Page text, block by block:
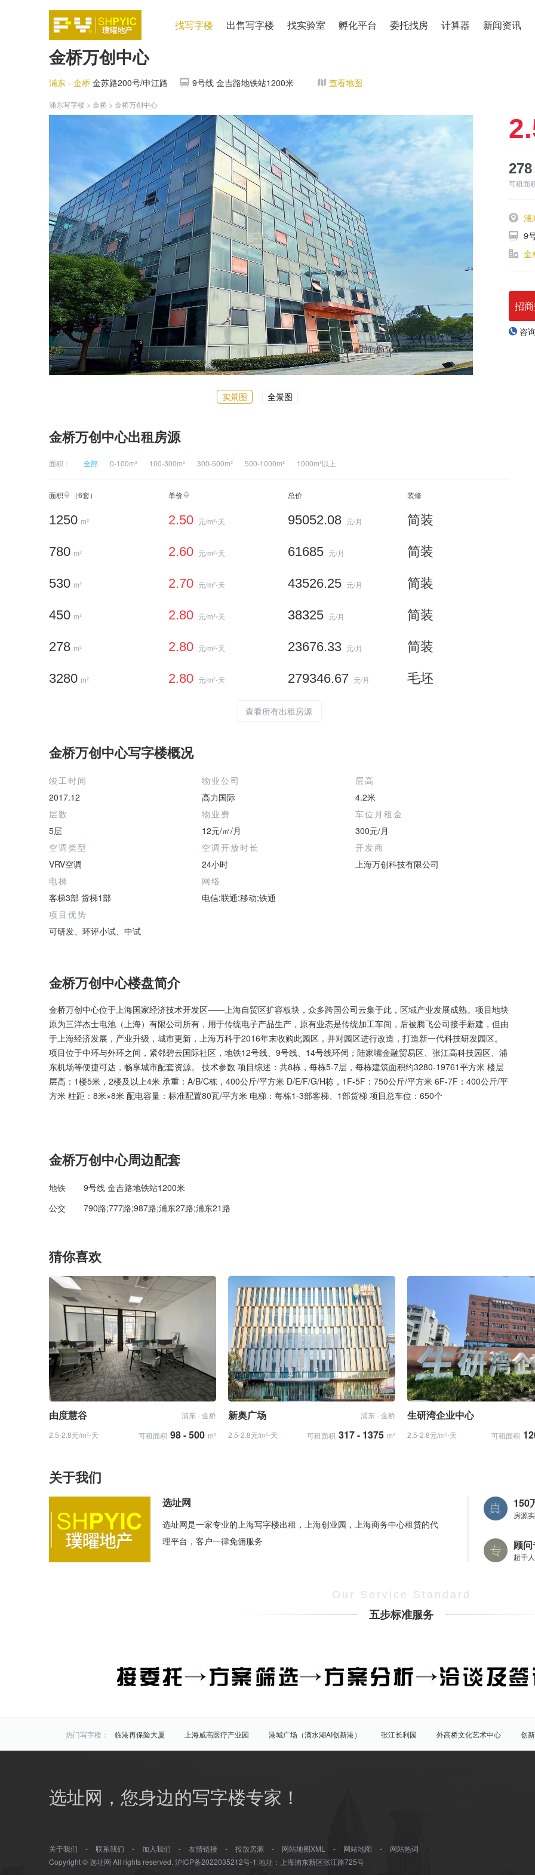
找写字楼 出售写字楼 找实验室 孵化平台 委托找房 计算器 新闻资讯
金桥万创中心
浦东 - 金桥 金苏路200号/申江路 9号线 金吉路地铁站1200米 查看地图
浦东写字楼 > 金桥 > 金桥万创中心
实景图 全景图
可租面
浦
9
金
招
咨
金桥万创中心出租房源
面积： 全部 0-100m² 100-300m² 300-500m² 500-1000m² 1000m²以上
面积 （6套） 单价 总价 装修
1250 m² 2.50 元/m²⋅天 95052.08 元/月 简装
780 m² 2.60 元/m²⋅天 61685 元/月 简装
530 m² 2.70 元/m²⋅天 43526.25 元/月 简装
450 m² 2.80 元/m²⋅天 38325 元/月 简装
278 m² 2.80 元/m²⋅天 23676.33 元/月 简装
3280 m² 2.80 元/m²⋅天 279346.67 元/月 毛坯
查看所有出租房源
金桥万创中心写字楼概况
竣工时间
2017.12
物业公司
高力国际
层高
4.2米
层数
5层
物业费
12元/㎡/月
车位月租金
300元/月
空调类型
VRV空调
空调开放时长
24小时
开发商
上海万创科技有限公司
电梯
客梯3部 货梯1部
网络
电信;联通;移动;铁通
项目优势
可研发、环评小试、中试
金桥万创中心楼盘简介
金桥万创中心位于上海国家经济技术开发区——上海自贸区扩容板块，众多跨国公司云集于此，区域产业发展成熟。项目地块
原为三洋杰士电池（上海）有限公司所有，用于传统电子产品生产，原有业态是传统加工车间，后被腾飞公司接手新建，但由
于上海经济发展，产业升级，城市更新，上海万科于2016年末收购此园区，并对园区进行改造，打造新一代科技研发园区。
项目位于中环与外环之间，紧邻碧云国际社区，地铁12号线、9号线、14号线环伺；陆家嘴金融贸易区、张江高科技园区、浦
东机场等便捷可达，畅享城市配套资源。 技术参数 项目综述：共8栋，每栋5-7层，每栋建筑面积约3280-19761平方米 楼层
层高：1楼5米，2楼及以上4米 承重：A/B/C栋，400公斤/平方米 D/E/F/G/H栋，1F-5F：750公斤/平方米 6F-7F：400公斤/平
方米 柱距：8米×8米 配电容量：标准配置80瓦/平方米 电梯：每栋1-3部客梯、1部货梯 项目总车位：650个
金桥万创中心周边配套
地铁
9号线 金吉路地铁站1200米
公交
790路;777路;987路;浦东27路;浦东21路
猜你喜欢
由度慧谷
浦东 - 金桥
2.5-2.8元/m²⋅天
可租面积 98 - 500 m²
新奥广场
浦东 - 金桥
2.5-2.8元/m²⋅天
可租面积 317 - 1375 m²
生研湾企业中心
2.5-2.8元/m²⋅天 可租面积
关于我们
选址网
选址网是一家专业的上海写字楼出租，上海创业园，上海商务中心租赁的代
理平台，客户一律免佣服务
150
房源
顾
超千
Our Service Standard
五步标准服务
热门写字楼： 临港再保险大厦 上海威高医疗产业园 港城广场（滴水湖AI创新港） 张江长利园 外高桥文化艺术中心
创
海洋科技广场
半岛科技园 华虹科技园 展想中心 创晶科技中心（创新晶体）
商圈写字楼： 浦江 周浦 新桥镇 颛桥镇 虹桥开发区
前滩
金桥 上南地区/后滩 北蔡
选址网，您身边的写字楼专家！
关于我们 - 联系我们 - 加入我们 - 友情链接 - 投放房源 - 网站地图XML - 网站地图 -
网站热词
Copyright © 选址网 All rights reserved. 沪ICP备2022035212号-1 地址：上海浦东新区张江路725号